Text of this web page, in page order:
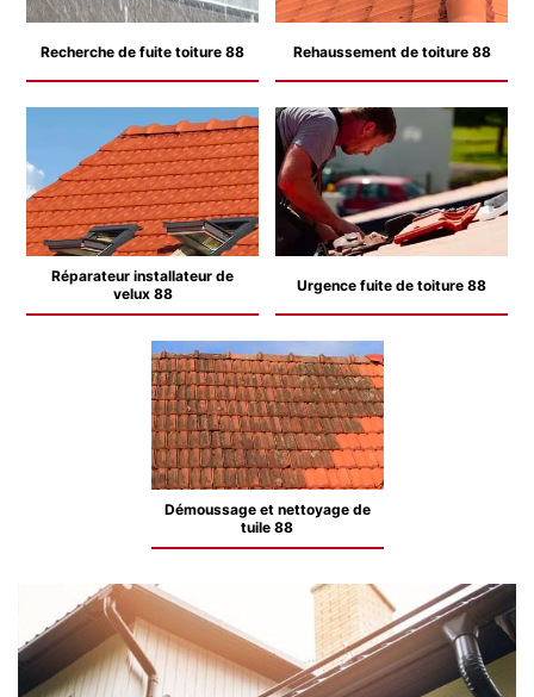
Recherche de fuite toiture 88 Rehaussement de toiture 88
Réparateur installateur de
velux 88
Urgence fuite de toiture 88
Démoussage et nettoyage de
tuile 88